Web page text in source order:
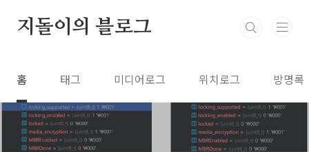
지돌이의 블로그
홈 태그 미디어로그 위치로그 방명록